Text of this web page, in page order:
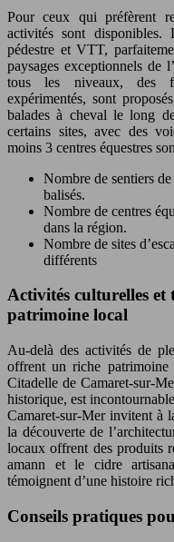
Pour ceux qui préfèrent
activités sont disponibles.
pédestre et VTT,
paysages exceptionnels de
tous les niveaux, des
expérimentés, sont
balades à cheval le long
certains sites, avec des
moins 3 centres équestres
Nombre de sentiers
balisés.
Nombre de centres
dans la région.
Nombre de sites
différents
Activités culturelles et
patrimoine local
Au-delà des activités de
offrent un riche
Citadelle de Camaret-sur-
historique, est
Camaret-sur-Mer invitent à
la découverte de
locaux offrent des produits
amann et le cidre
témoignent d’une histoire
Conseils pratiques